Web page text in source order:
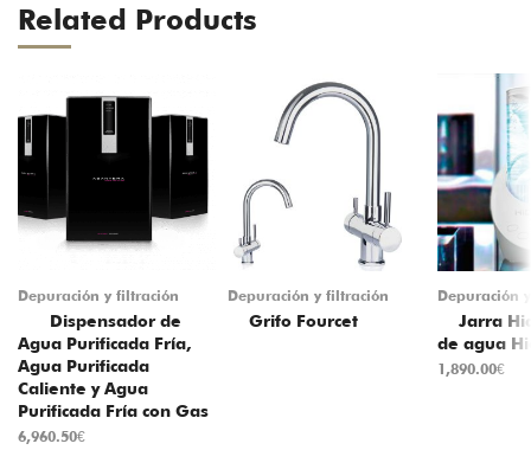
Related Products
Depuración y filtración
Dispensador de
Agua Purificada Fría,
Agua Purificada
Caliente y Agua
Purificada Fría con Gas
6,960.50€
Depuración y filtración
Grifo Fourcet
Depuración
Jarra
de agua
1,890.00€